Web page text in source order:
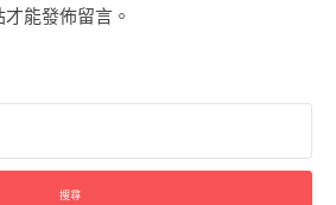
才能發佈留言。